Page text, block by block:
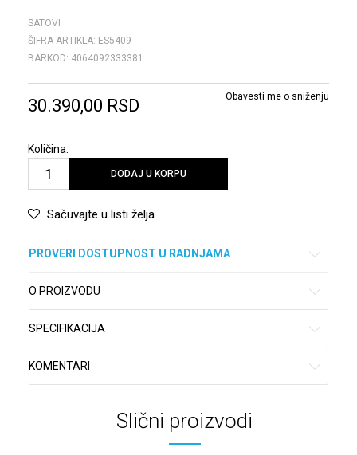
SATOVI
ŠIFRA ARTIKLA: ES5409
BARKOD: 4064092333381
30.390,00 RSD Obavesti me o sniženju
Količina:
DODAJ U KORPU
Sačuvajte u listi želja
PROVERI DOSTUPNOST U RADNJAMA
O PROIZVODU
SPECIFIKACIJA
KOMENTARI
Slični proizvodi